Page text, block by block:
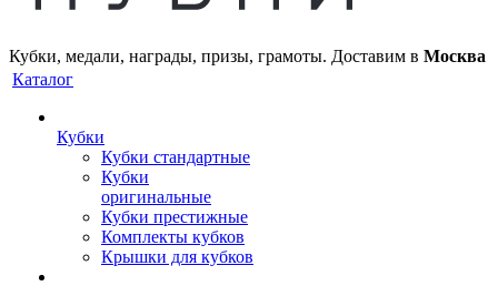
Кубки, медали, награды, призы, грамоты. Доставим в Москва
Каталог
Кубки
Кубки стандартные
Кубки
оригинальные
Кубки престижные
Комплекты кубков
Крышки для кубков